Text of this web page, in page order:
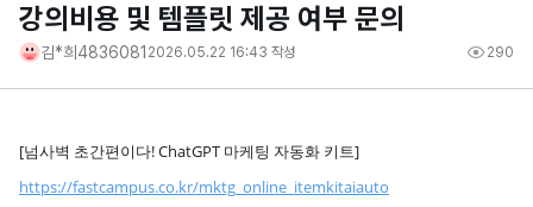
강의비용 및 템플릿 제공 여부 문의
김*희4836081 2026.05.22 16:43 작성 290
[넘사벽 초간편이다! ChatGPT 마케팅 자동화 키트]
https://fastcampus.co.kr/mktg_online_itemkitaiauto